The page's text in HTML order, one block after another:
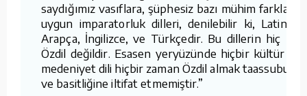
saydığımız vasıflara, şüphesiz bazı mühim farklarla
uygun imparatorluk dilleri, denilebilir ki, Latince,
Arapça, İngilizce, ve Türkçedir. Bu dillerin hiç biri
Özdil değildir. Esasen yeryüzünde hiçbir kültür ve
medeniyet dili hiçbir zaman Özdil almak taassubuna
ve basitliğine iltifat etmemiştir.”